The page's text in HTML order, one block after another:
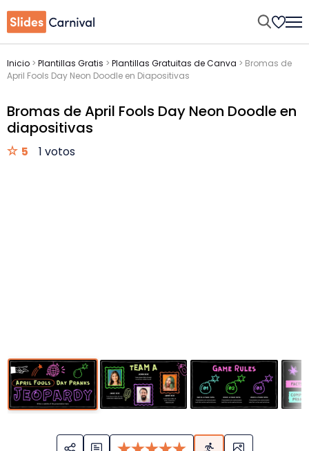
Inicio > Plantillas Gratis > Plantillas Gratuitas de Canva > Bromas de
April Fools Day Neon Doodle en Diapositivas
Bromas de April Fools Day Neon Doodle en
diapositivas
5 1 votos